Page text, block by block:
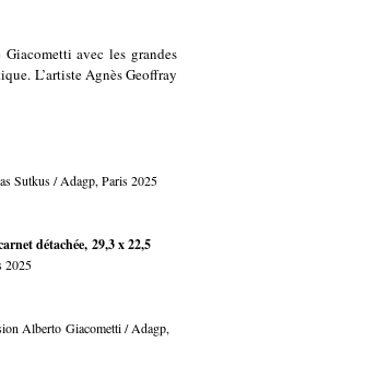
avec les grandes
L’artiste Agnès Geoffray
Sutkus / Adagp, Paris 2025
détachée, 29,3 x 22,5
2025
Alberto Giacometti / Adagp,